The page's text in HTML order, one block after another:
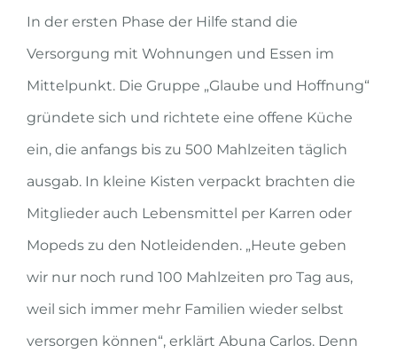
In der ersten Phase der Hilfe stand die
Versorgung mit Wohnungen und Essen im
Mittelpunkt. Die Gruppe „Glaube und Hoffnung“
gründete sich und richtete eine offene Küche
ein, die anfangs bis zu 500 Mahlzeiten täglich
ausgab. In kleine Kisten verpackt brachten die
Mitglieder auch Lebensmittel per Karren oder
Mopeds zu den Notleidenden. „Heute geben
wir nur noch rund 100 Mahlzeiten pro Tag aus,
weil sich immer mehr Familien wieder selbst
versorgen können“, erklärt Abuna Carlos. Denn